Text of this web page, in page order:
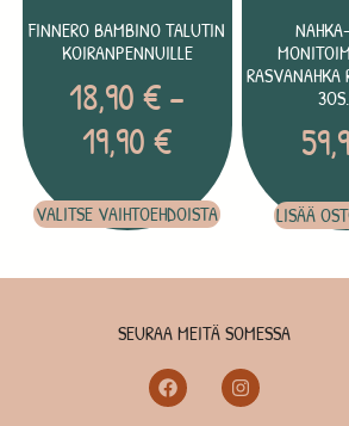
FINNERO BAMBINO TALUTIN
KOIRANPENNUILLE
18,90€–
19,90€
VALITSE VAIHTOEHDOISTA
RASVANAHKA
LISÄÄ
SEURAA MEITÄ SOMESSA